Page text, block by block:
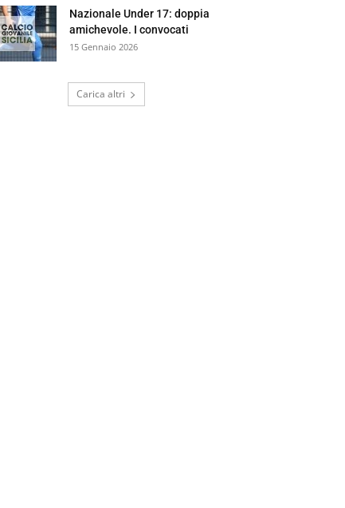
Nazionale Under 17: doppia
amichevole. I convocati
15 Gennaio 2026
Carica altri